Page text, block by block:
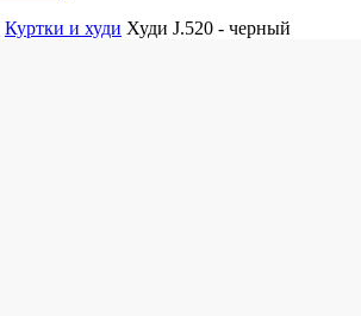
Куртки и худи Худи J.520 - черный